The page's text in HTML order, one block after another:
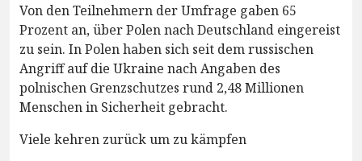
Von den Teilnehmern der Umfrage gaben 65
Prozent an, über Polen nach Deutschland eingereist
zu sein. In Polen haben sich seit dem russischen
Angriff auf die Ukraine nach Angaben des
polnischen Grenzschutzes rund 2,48 Millionen
Menschen in Sicherheit gebracht.
Viele kehren zurück um zu kämpfen